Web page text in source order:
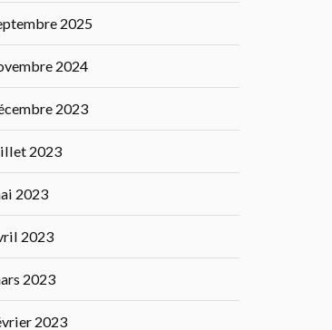
2025
2024
2023
2023
2023
2023
2023
2023